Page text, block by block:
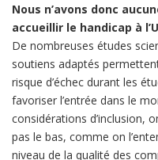
Nous n’avons donc
accueillir le handicap à
De nombreuses études
soutiens adaptés
risque d’échec durant les
favoriser l’entrée dans le
considérations d’inclusion,
pas le bas, comme on
niveau de la qualité des